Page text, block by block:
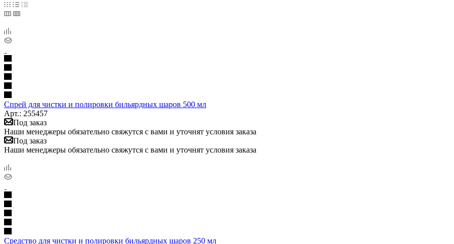
Спрей для чистки и полировки бильярдных шаров 500 мл
Арт.: 255457
Под заказ
Наши менеджеры обязательно свяжутся с вами и уточнят условия заказа
Под заказ
Наши менеджеры обязательно свяжутся с вами и уточнят условия заказа
Средство для чистки и полировки бильярдных шаров 250 мл